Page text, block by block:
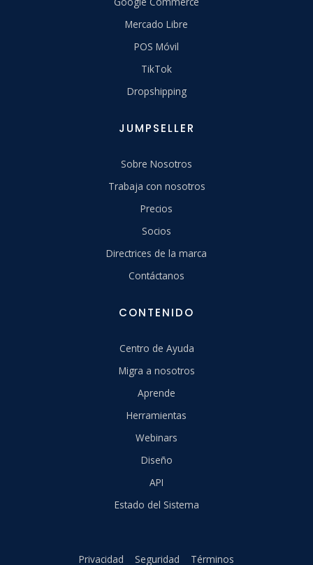
Mercado Libre
POS Móvil
TikTok
Dropshipping
JUMPSELLER
Sobre Nosotros
Trabaja con nosotros
Precios
Socios
Directrices de la marca
Contáctanos
CONTENIDO
Centro de Ayuda
Migra a nosotros
Aprende
Herramientas
Webinars
Diseño
API
Estado del Sistema
Privacidad Seguridad Términos